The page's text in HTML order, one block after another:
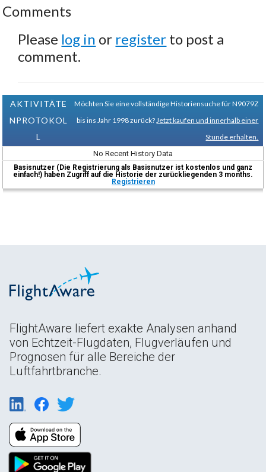
Comments
Please log in or register to post a
comment.
AKTIVITÄTE
NPROTOKOL
L
Möchten Sie eine vollständige Historiensuche für N9079Z
bis ins Jahr 1998 zurück? Jetzt kaufen und innerhalb einer
Stunde erhalten.
No Recent History Data
Basisnutzer (Die Registrierung als Basisnutzer ist kostenlos und ganz
einfach!) haben Zugriff auf die Historie der zurückliegenden 3 months.
Registrieren
FlightAware liefert exakte Analysen anhand
von Echtzeit-Flugdaten, Flugverläufen und
Prognosen für alle Bereiche der
Luftfahrtbranche.